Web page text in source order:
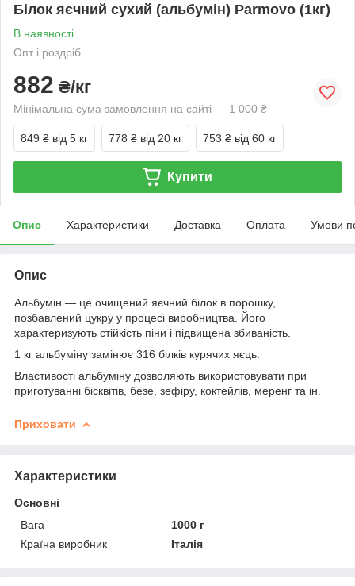
Білок яєчний сухий (альбумін) Parmovo (1кг)
В наявності
Опт і роздріб
882 ₴/кг
Мінімальна сума замовлення на сайті — 1 000 ₴
849 ₴ від 5 кг 778 ₴ від 20 кг 753 ₴ від 60 кг
Купити
Опис Характеристики Доставка Оплата Умови
Опис
Альбумін ― це очищений яєчний білок в порошку,
позбавлений цукру у процесі виробництва. Його
характеризують стійкість піни і підвищена збиваність.
1 кг альбуміну замінює 316 білків курячих яєць.
Властивості альбуміну дозволяють використовувати при
приготуванні бісквітів, безе, зефіру, коктейлів, меренг та ін.
Приховати
Характеристики
Основні
Вага
1000 г
Країна виробник
Італія